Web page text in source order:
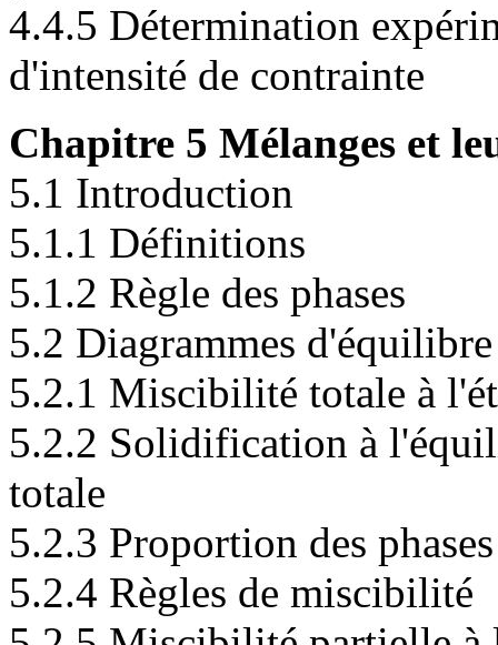
4.4.5 Détermination
d'intensité de contrainte
Chapitre 5 Mélanges et
5.1 Introduction
5.1.1 Définitions
5.1.2 Règle des phases
5.2 Diagrammes
5.2.1 Miscibilité totale à
5.2.2 Solidification à
totale
5.2.3 Proportion des
5.2.4 Règles de miscibilité